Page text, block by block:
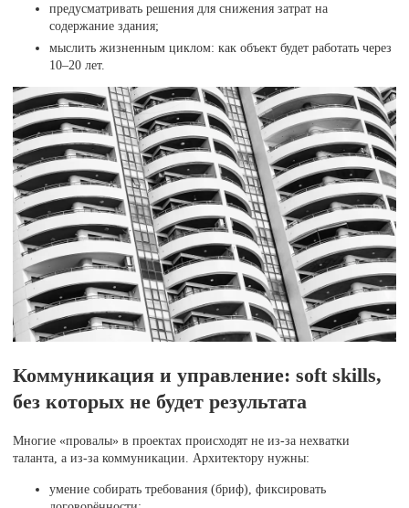
предусматривать решения для снижения затрат на
содержание здания;
мыслить жизненным циклом: как объект будет работать через
10–20 лет.
Коммуникация и управление: soft skills,
без которых не будет результата
Многие «провалы» в проектах происходят не из-за нехватки
таланта, а из-за коммуникации. Архитектору нужны:
умение собирать требования (бриф), фиксировать